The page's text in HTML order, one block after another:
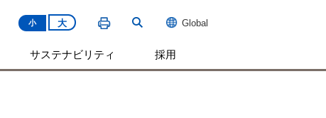
小 大 Global
サステナビリティ 採用